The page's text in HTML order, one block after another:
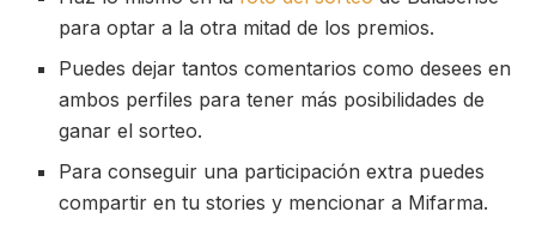
para optar a la otra mitad de los premios.
Puedes dejar tantos comentarios como desees en
ambos perfiles para tener más posibilidades de
ganar el sorteo.
Para conseguir una participación extra puedes
compartir en tu stories y mencionar a Mifarma.